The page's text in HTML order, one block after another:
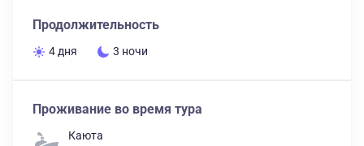
Продолжительность
4 дня 3 ночи
Проживание во время тура
Каюта